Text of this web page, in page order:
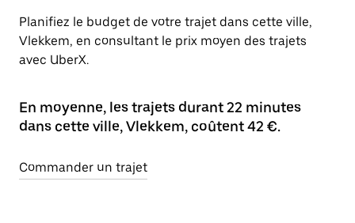
Planifiez le budget de votre trajet dans cette ville,
Vlekkem, en consultant le prix moyen des trajets
avec UberX.
En moyenne, les trajets durant 22 minutes
dans cette ville, Vlekkem, coûtent 42 €.
Commander un trajet